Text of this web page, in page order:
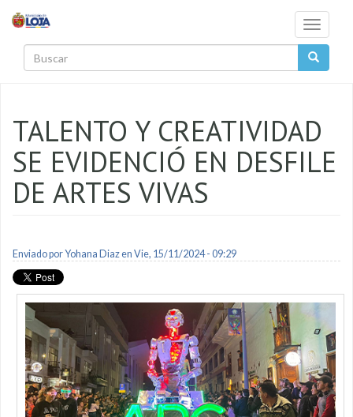
Toggle
TALENTO Y CREATIVIDAD
SE EVIDENCIÓ EN DESFILE
DE ARTES VIVAS
Enviado porYohana Diazen Vie, 15/11/2024 - 09:29